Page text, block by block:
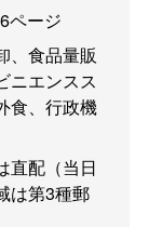
ページ
、食品量販
ニエンスス
食、行政機
直配（当日
は第3種郵